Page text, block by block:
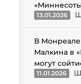
«Миннесоты
13.01.2026
В
Малкина в
могут
11.01.2026